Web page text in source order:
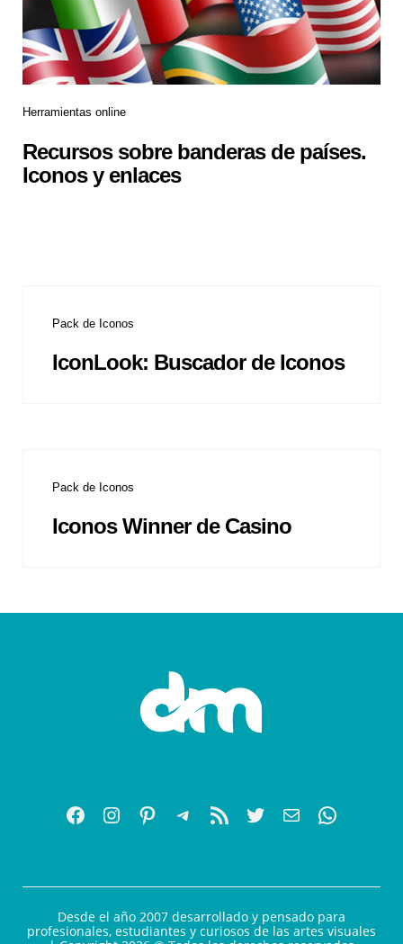
Herramientas online
Recursos sobre banderas de países.
Iconos y enlaces
Pack de Iconos
IconLook: Buscador de Iconos
Pack de Iconos
Iconos Winner de Casino
Desde el año 2007 desarrollado y pensado para
profesionales, estudiantes y curiosos de las artes visuales